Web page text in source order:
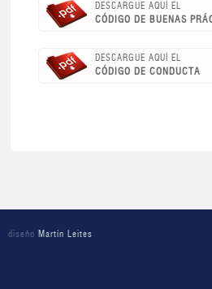
DESCARGUE AQUÍ EL
CÓDIGO DE BUENAS
DESCARGUE AQUÍ EL
CÓDIGO DE CONDUCTA
diseño Martín Leites